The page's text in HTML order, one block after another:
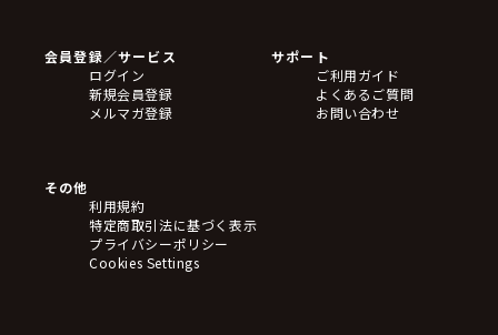
フィギュア
アクリルスタンド
バッジ
キーホルダー・ストラップ
ステッカー・シール・カード
タペストリー・ポスター
アームサポーター
ブレードホルダー
会員登録／サービス
ログイン
新規会員登録
メルマガ登録
サポート
ご利用ガイド
よくあるご質問
お問い合わせ
その他
利用規約
特定商取引法に基づく表示
プライバシーポリシー
Cookies Settings